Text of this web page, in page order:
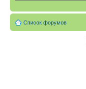
Список форумов